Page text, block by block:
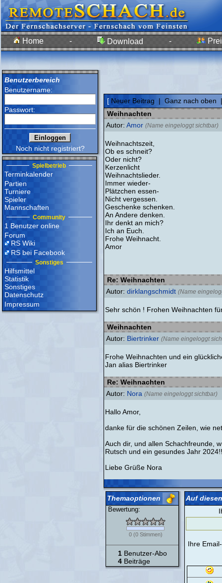
Home - Download -
Benutzerbereich
Benutzername:
Passwort:
Noch nicht registriert?
Spielbetrieb
Terminkalender
Partien
Turniere
Spieler
Mannschaften
Community
1 Benutzer online
Forum
RS Wiki
RS bei Facebook
Sonstiges
Hilfsmittel
Statistik
Sonstiges
Datenschutz
Impressum
[ Neuer Beitrag | Ganz nach oben
Weihnachten
Autor: Amor (Name eingeloggt sichtbar)
Weihnachtszeit,
Ob es schneit?
Oder nicht?
Kerzenlicht
Weihnachtslieder.
Immer wieder-
Plätzchen essen-
Nicht vergessen.
Geschenke schenken.
An Andere denken.
Ihr denkt an mich?
Ich an Euch.
Frohe Weihnacht.
Amor
Re: Weihnachten
Autor: dirklangschmidt (Name
Sehr schön ! Frohen Weihnachten
Weihnachten
Autor: Biertrinker (Name eingeloggt
Frohe Weihnachten und ein
Jan alias Biertrinker
Re: Weihnachten
Autor: Nora (Name eingeloggt sichtbar)
Hallo Amor,
danke für die schönen Zeilen, wie
Auch dir, und allen Schachfreunde,
Rutsch und ein gesundes Jahr 2024!!
Liebe Grüße Nora
Themaoptionen
Bewertung:
0 (0 Stimmen)
1Benutzer-Abo
4Beiträge
Auf
Ihre